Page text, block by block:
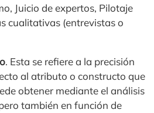
Juicio de expertos, Pilotaje
cualitativas (entrevistas o
. Esta se refiere a la precisión
al atributo o constructo que
obtener mediante el análisis
también en función de